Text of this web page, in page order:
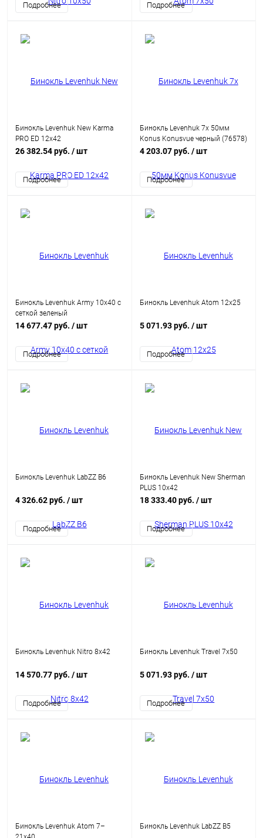
Подробнее Подробнее
Бинокль Levenhuk New Karma
PRO ED 12x42
26 382.54 руб. / шт
Подробнее
Бинокль Levenhuk 7x 50мм
Konus Konusvue черный (76578)
4 203.07 руб. / шт
Подробнее
Бинокль Levenhuk Army 10x40 с
сеткой зеленый
14 677.47 руб. / шт
Подробнее
Бинокль Levenhuk Atom 12x25
5 071.93 руб. / шт
Подробнее
Бинокль Levenhuk LabZZ B6
4 326.62 руб. / шт
Подробнее
Бинокль Levenhuk New Sherman
PLUS 10x42
18 333.40 руб. / шт
Подробнее
Бинокль Levenhuk Nitro 8x42
14 570.77 руб. / шт
Подробнее
Бинокль Levenhuk Travel 7x50
5 071.93 руб. / шт
Подробнее
Бинокль Levenhuk Atom 7–
Бинокль Levenhuk LabZZ B5